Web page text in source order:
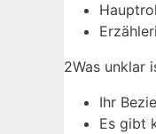
2Was unklar
Ihr
Es gibt